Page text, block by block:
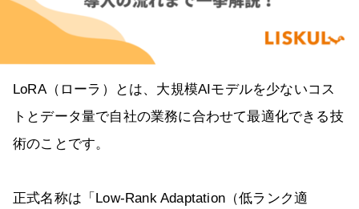
LoRA（ローラ）とは、大規模AIモデルを少ないコス
トとデータ量で自社の業務に合わせて最適化できる技
術のことです。
正式名称は「Low-Rank Adaptation（低ランク適